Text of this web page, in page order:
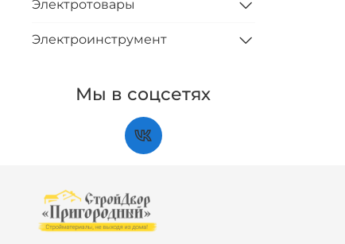
Электротовары
Электроинструмент
Мы в соцсетях